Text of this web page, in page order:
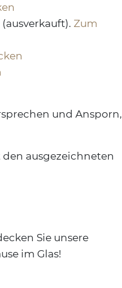
Zum
und Ansporn,
den ausgezeichneten
Sie unsere
im Glas!